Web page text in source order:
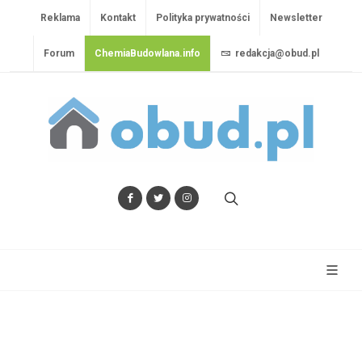
Reklama Kontakt Polityka prywatności Newsletter
Forum ChemiaBudowlana.info redakcja@obud.pl